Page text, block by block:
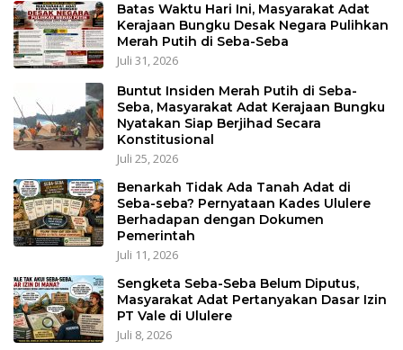
Batas Waktu Hari Ini, Masyarakat Adat
Kerajaan Bungku Desak Negara Pulihkan
Merah Putih di Seba-Seba
Juli 31, 2026
Buntut Insiden Merah Putih di Seba-
Seba, Masyarakat Adat Kerajaan Bungku
Nyatakan Siap Berjihad Secara
Konstitusional
Juli 25, 2026
Benarkah Tidak Ada Tanah Adat di
Seba-seba? Pernyataan Kades Ululere
Berhadapan dengan Dokumen
Pemerintah
Juli 11, 2026
Sengketa Seba-Seba Belum Diputus,
Masyarakat Adat Pertanyakan Dasar Izin
PT Vale di Ululere
Juli 8, 2026